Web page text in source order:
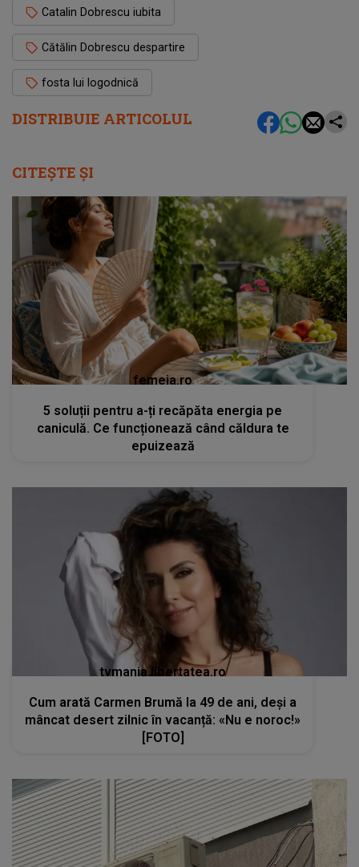
DISTRIBUIE ARTICOLUL
Catalin Dobrescu iubita
Cătălin Dobrescu despartire
fosta lui logodnică
CITEȘTE ȘI
femeia.ro
5 soluții pentru a-ți recăpăta energia pe
caniculă. Ce funcționează când căldura te
epuizează
tvmania.libertatea.ro
Cum arată Carmen Brumă la 49 de ani, deși a
mâncat desert zilnic în vacanță: «Nu e noroc!»
[FOTO]